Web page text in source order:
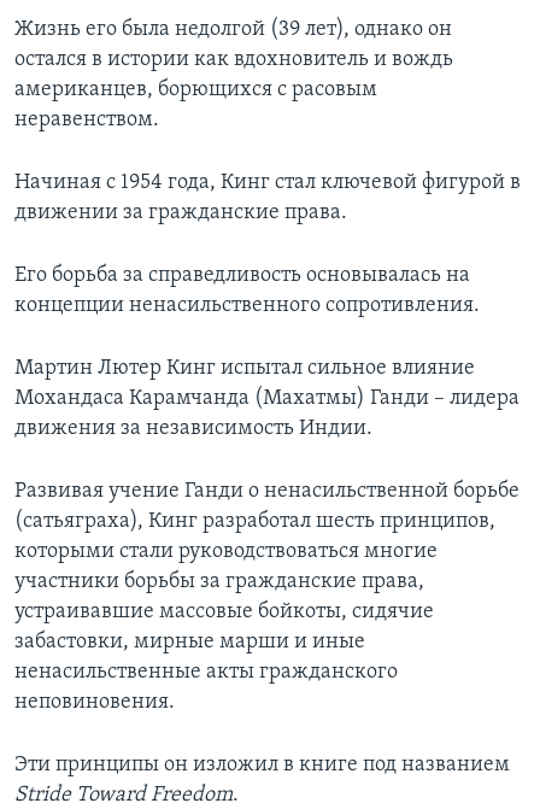
Жизнь его была недолгой (39 лет), однако он
остался в истории как вдохновитель и вождь
американцев, борющихся с расовым
неравенством.
Начиная с 1954 года, Кинг стал ключевой фигурой в
движении за гражданские права.
Его борьба за справедливость основывалась на
концепции ненасильственного сопротивления.
Мартин Лютер Кинг испытал сильное влияние
Мохандаса Карамчанда (Махатмы) Ганди – лидера
движения за независимость Индии.
Развивая учение Ганди о ненасильственной борьбе
(сатьяграха), Кинг разработал шесть принципов,
которыми стали руководствоваться многие
участники борьбы за гражданские права,
устраивавшие массовые бойкоты, сидячие
забастовки, мирные марши и иные
ненасильственные акты гражданского
неповиновения.
Эти принципы он изложил в книге под названием
Stride Toward Freedom.